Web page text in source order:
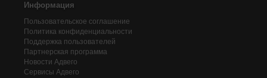
Информация
Пользовательское соглашение
Политика конфиденциальности
Поддержка пользователей
Партнерская программа
Новости Адвего
Сервисы Адвего